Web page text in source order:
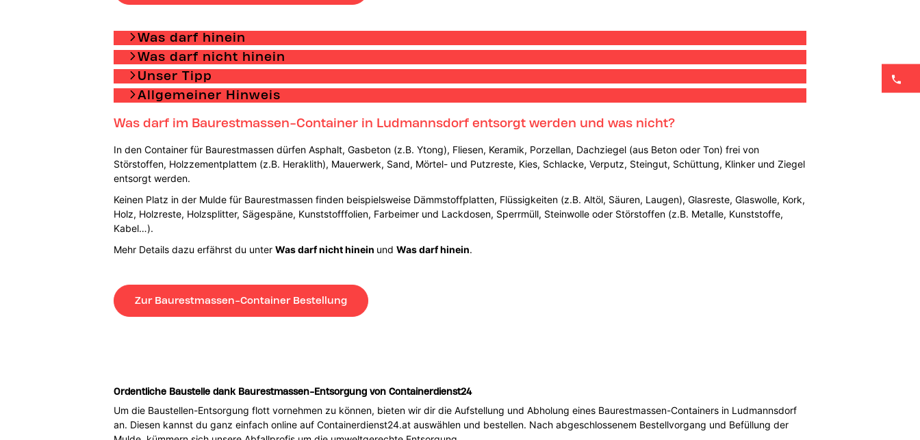
Was darf hinein
Was darf nicht hinein
Unser Tipp
Allgemeiner Hinweis
Was darf im Baurestmassen-Container in Ludmannsdorf entsorgt werden und was nicht?
In den Container für Baurestmassen dürfen Asphalt, Gasbeton (z.B. Ytong), Fliesen, Keramik, Porzellan, Dachziegel (aus Beton oder Ton) frei von
Störstoffen, Holzzementplattem (z.B. Heraklith), Mauerwerk, Sand, Mörtel- und Putzreste, Kies, Schlacke, Verputz, Steingut, Schüttung, Klinker und Ziegel
entsorgt werden.
Keinen Platz in der Mulde für Baurestmassen finden beispielsweise Dämmstoffplatten, Flüssigkeiten (z.B. Altöl, Säuren, Laugen), Glasreste, Glaswolle, Kork,
Holz, Holzreste, Holzsplitter, Sägespäne, Kunststofffolien, Farbeimer und Lackdosen, Sperrmüll, Steinwolle oder Störstoffen (z.B. Metalle, Kunststoffe,
Kabel…).
Mehr Details dazu erfährst du unter Was darf nicht hinein und Was darf hinein.
Zur Baurestmassen-Container Bestellung
Ordentliche Baustelle dank Baurestmassen-Entsorgung von Containerdienst24
Um die Baustellen-Entsorgung flott vornehmen zu können, bieten wir dir die Aufstellung und Abholung eines Baurestmassen-Containers in Ludmannsdorf
an. Diesen kannst du ganz einfach online auf Containerdienst24.at auswählen und bestellen. Nach abgeschlossenem Bestellvorgang und Befüllung der